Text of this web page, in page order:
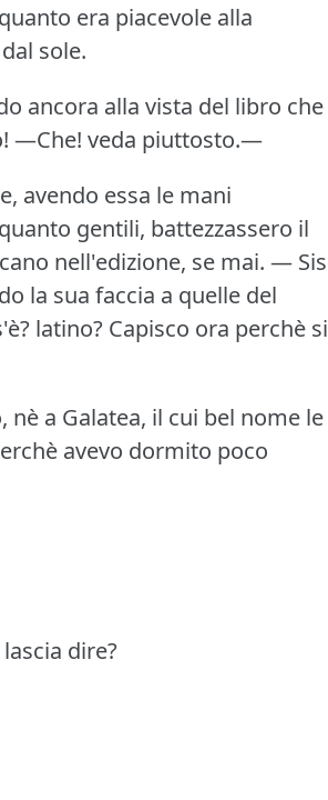
era piacevole alla
sole.
ancora alla vista del libro che
—Che! veda piuttosto.—
avendo essa le mani
gentili, battezzassero il
nell'edizione, se mai. — Sis
la sua faccia a quelle del
latino? Capisco ora perchè si
a Galatea, il cui bel nome le
avevo dormito poco
dire?